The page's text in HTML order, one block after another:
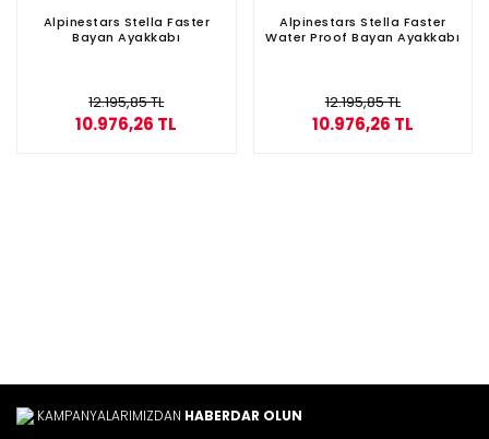
Alpinestars Stella Faster
Bayan Ayakkabı
12.195,85 TL
10.976,26 TL
Alpinestars Stella Faster
Water Proof Bayan Ayakkabı
12.195,85 TL
10.976,26 TL
KAMPANYALARIMIZDAN HABERDAR OLUN